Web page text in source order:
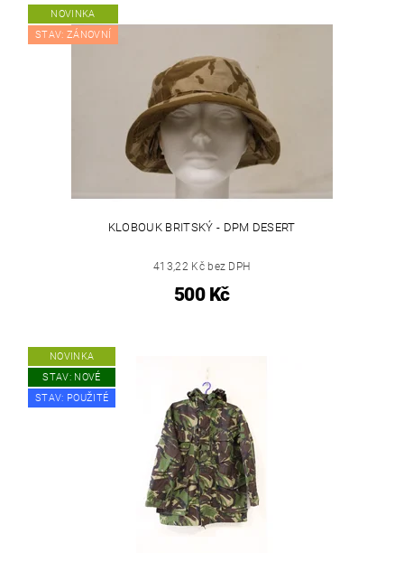
NOVINKA
STAV: ZÁNOVNÍ
KLOBOUK BRITSKÝ - DPM DESERT
413,22 Kč bez DPH
500 Kč
NOVINKA
STAV: NOVÉ
STAV: POUŽITÉ